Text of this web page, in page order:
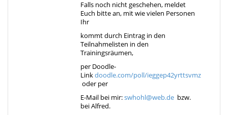
Falls noch nicht geschehen, meldet
Euch bitte an, mit wie vielen Personen
Ihr
kommt durch Eintrag in den
Teilnahmelisten in den
Trainingsräumen,
per Doodle-
Linkdoodle.com/poll/ieggep42yrttsvmz
oder per
E-Mail bei mir:swhohl@web.de bzw.
bei Alfred.